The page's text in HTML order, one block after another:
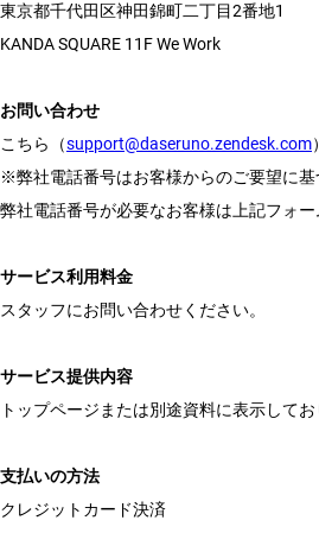
東京都千代田区神田錦町二丁目2番地1
KANDA SQUARE 11F We Work
お問い合わせ
こちら（support@daseruno.zendesk.com
※弊社電話番号はお客様からのご要望に
弊社電話番号が必要なお客様は上記フォー
サービス利用料金
スタッフにお問い合わせください。
サービス提供内容
トップページまたは別途資料に表示してお
支払いの方法
クレジットカード決済